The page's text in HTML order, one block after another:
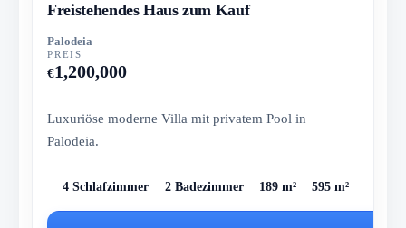
Freistehendes Haus zum Kauf
Palodeia
PREIS
€1,200,000
Luxuriöse moderne Villa mit privatem Pool in
Palodeia.
4 Schlafzimmer 2 Badezimmer 189 m² 595 m²